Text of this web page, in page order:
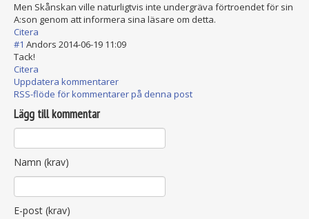
Men Skånskan ville naturligtvis inte undergräva förtroendet för sin
A:son genom att informera sina läsare om detta.
Citera
#1 Andors 2014-06-19 11:09
Tack!
Citera
Uppdatera kommentarer
RSS-flöde för kommentarer på denna post
Lägg till kommentar
Namn (krav)
E-post (krav)